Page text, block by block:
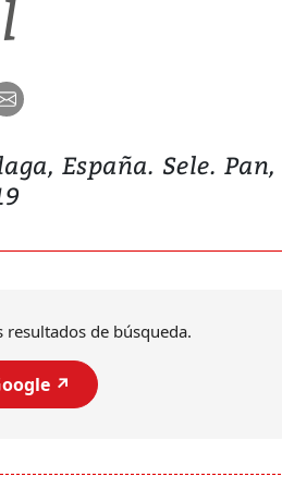
España. Sele. Pan,
de búsqueda.
↗️